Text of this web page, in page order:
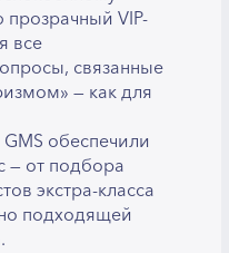
прозрачный VIP-
все
связанные
— как для
обеспечили
— от подбора
экстра-класса
подходящей